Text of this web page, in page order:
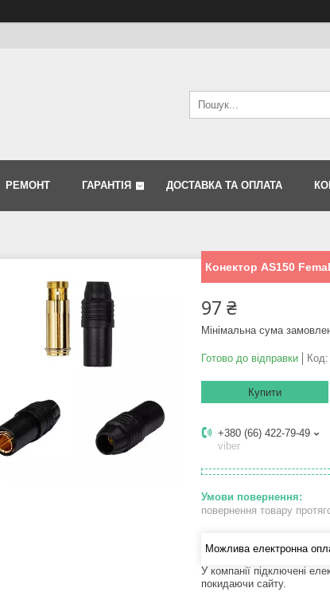
РЕМОНТ ГАРАНТІЯ ДОСТАВКА ТА ОПЛАТА
Конектор AS150
97 ₴
Мінімальна сума
Готово до відправки Код:
Купити
+380 (66) 422-79-49
viber
повернення товару
У компанії підключені
покидаючи сайту.